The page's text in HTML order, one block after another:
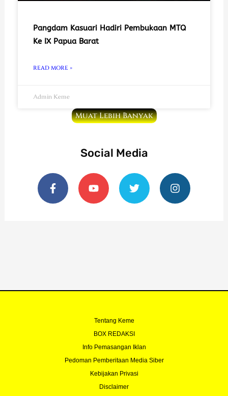
Pangdam Kasuari Hadiri Pembukaan MTQ
Ke IX Papua Barat
READ MORE »
Admin Keme
Muat Lebih Banyak
Social Media
F
a
c
e
Y
o
u
t
T
w
i
t
I
n
s
t
Tentang Keme
BOX REDAKSI
Info Pemasangan Iklan
Pedoman Pemberitaan Media Siber
Kebijakan Privasi
Disclaimer